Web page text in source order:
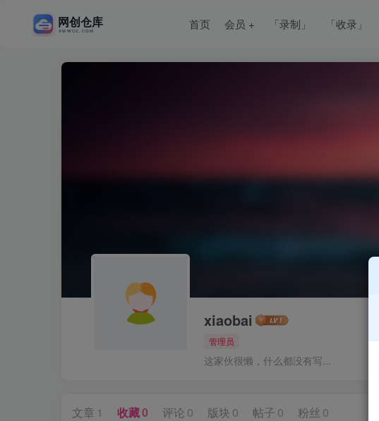
首页 会员 + 「录制」 「收录」
xiaobai
管理员
这家伙很懒，什么都没有写...
文章 1 收藏0 评论 0 版块 0 帖子 0 粉丝 0